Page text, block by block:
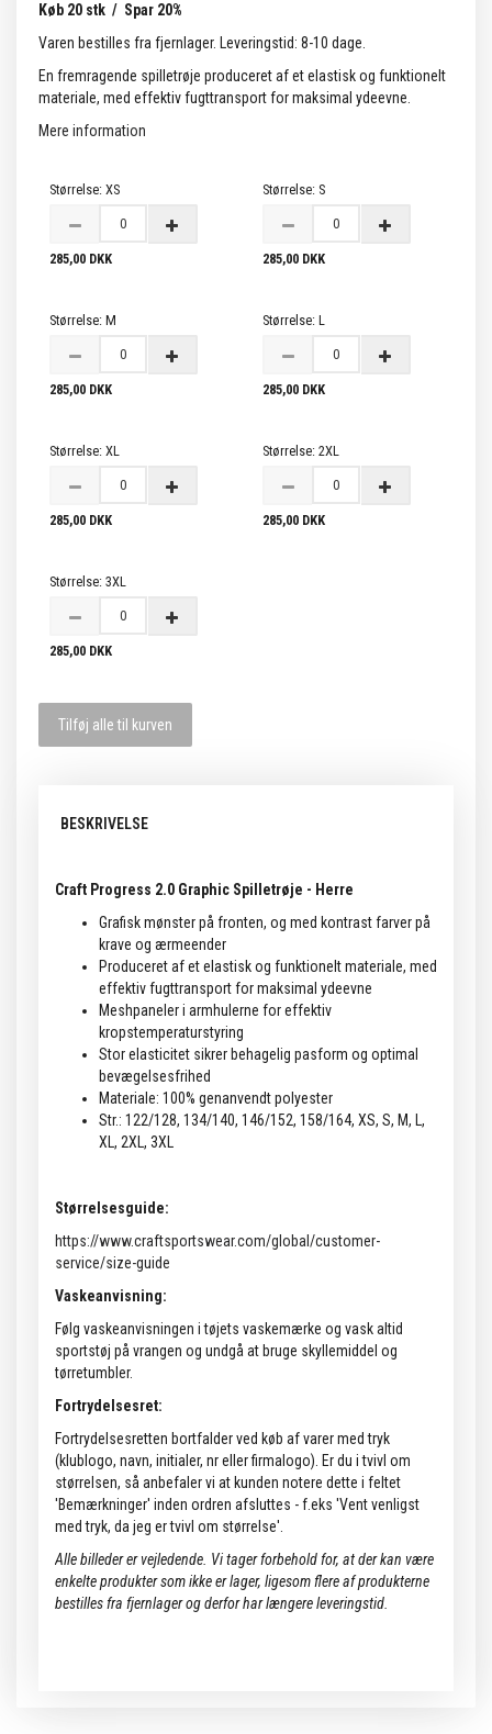
Køb 20 stk / Spar 20%
Varen bestilles fra fjernlager. Leveringstid: 8-10 dage.
En fremragende spilletrøje produceret af et elastisk og funktionelt
materiale, med effektiv fugttransport for maksimal ydeevne.
Mere information
Størrelse: XS
285,00 DKK
Størrelse: S
285,00 DKK
Størrelse: M
285,00 DKK
Størrelse: L
285,00 DKK
Størrelse: XL
285,00 DKK
Størrelse: 2XL
285,00 DKK
Størrelse: 3XL
285,00 DKK
Tilføj alle til kurven
BESKRIVELSE
Craft Progress 2.0 Graphic Spilletrøje - Herre
Grafisk mønster på fronten, og med kontrast farver på
krave og ærmeender
Produceret af et elastisk og funktionelt materiale, med
effektiv fugttransport for maksimal ydeevne
Meshpaneler i armhulerne for effektiv
kropstemperaturstyring
Stor elasticitet sikrer behagelig pasform og optimal
bevægelsesfrihed
Materiale: 100% genanvendt polyester
Str.: 122/128, 134/140, 146/152, 158/164, XS, S, M, L,
XL, 2XL, 3XL
Størrelsesguide:
https://www.craftsportswear.com/global/customer-
service/size-guide
Vaskeanvisning:
Følg vaskeanvisningen i tøjets vaskemærke og vask altid
sportstøj på vrangen og undgå at bruge skyllemiddel og
tørretumbler.
Fortrydelsesret:
Fortrydelsesretten bortfalder ved køb af varer med tryk
(klublogo, navn, initialer, nr eller firmalogo). Er du i tvivl om
størrelsen, så anbefaler vi at kunden notere dette i feltet
'Bemærkninger' inden ordren afsluttes - f.eks 'Vent venligst
med tryk, da jeg er tvivl om størrelse'.
Alle billeder er vejledende. Vi tager forbehold for, at der kan være
enkelte produkter som ikke er lager, ligesom flere af produkterne
bestilles fra fjernlager og derfor har længere leveringstid.